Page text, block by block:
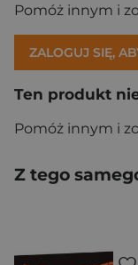
Pomóż innym i
ZALOGUJ SIĘ,
Ten produkt
Pomóż innym i
Z tego